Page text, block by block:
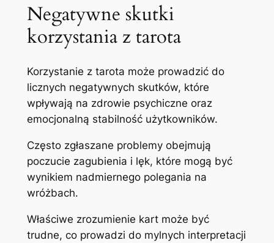
Negatywne skutki
korzystania z tarota
Korzystanie z tarota może prowadzić do
licznych negatywnych skutków, które
wpływają na zdrowie psychiczne oraz
emocjonalną stabilność użytkowników.
Często zgłaszane problemy obejmują
poczucie zagubienia i lęk, które mogą być
wynikiem nadmiernego polegania na
wróżbach.
Właściwe zrozumienie kart może być
trudne, co prowadzi do mylnych interpretacji